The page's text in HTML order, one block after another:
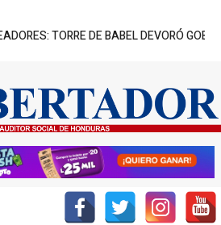
TORRE DE BABEL DEVORÓ GOBIERNO